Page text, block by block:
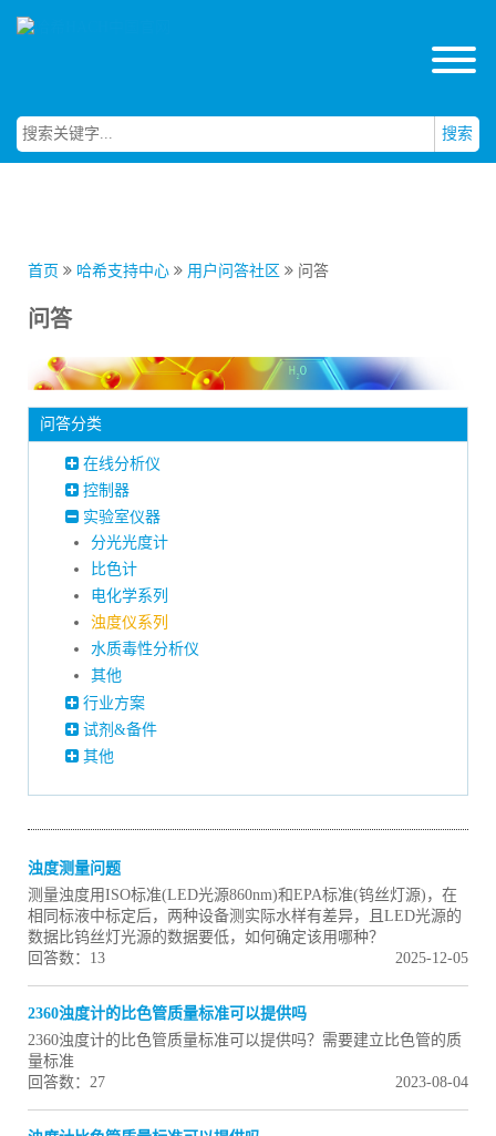
搜索
首页 哈希支持中心 用户问答社区 问答
问答
问答分类
在线分析仪
控制器
实验室仪器
分光光度计
比色计
电化学系列
浊度仪系列
水质毒性分析仪
其他
行业方案
试剂&备件
其他
浊度测量问题
测量浊度用ISO标准(LED光源860nm)和EPA标准(钨丝灯源)，在
相同标液中标定后，两种设备测实际水样有差异，且LED光源的
数据比钨丝灯光源的数据要低，如何确定该用哪种？
2025-12-05
回答数：13
2360浊度计的比色管质量标准可以提供吗
2360浊度计的比色管质量标准可以提供吗？需要建立比色管的质
量标准
2023-08-04
回答数：27